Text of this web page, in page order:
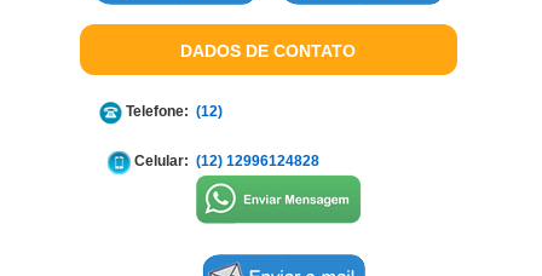
DADOS DE CONTATO
Telefone: (12)
Celular: (12) 12996124828